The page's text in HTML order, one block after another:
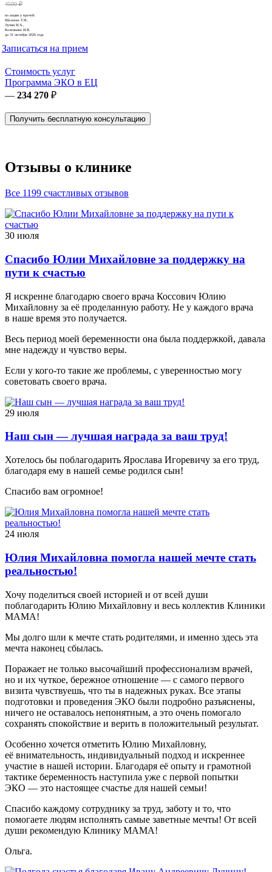
4500 ₽
по акции у врачей:
Шалаева Т.И.,
Лучин И.А.,
Коленкина И.В.
до 31 октября 2026 года
Записаться на прием
Стоимость услуг
Программа ЭКО в ЕЦ
— 234 270 ₽
Получить бесплатную консультацию
Отзывы о клинике
Все 1199 счастливых отзывов
30 июля
Спасибо Юлии Михайловне за поддержку на
пути к счастью
Я искренне благодарю своего врача Коссович Юлию
Михайловну за её проделанную работу. Не у каждого врача
в наше время это получается.
Весь период моей беременности она была поддержкой, давала
мне надежду и чувство веры.
Если у кого-то такие же проблемы, с уверенностью могу
советовать своего врача.
29 июля
Наш сын — лучшая награда за ваш труд!
Хотелось бы поблагодарить Ярослава Игоревичу за его труд,
благодаря ему в нашей семье родился сын!
Спасибо вам огромное!
24 июля
Юлия Михайловна помогла нашей мечте стать
реальностью!
Хочу поделиться своей историей и от всей души
поблагодарить Юлию Михайловну и весь коллектив Клиники
МАМА!
Мы долго шли к мечте стать родителями, и именно здесь эта
мечта наконец сбылась.
Поражает не только высочайший профессионализм врачей,
но и их чуткое, бережное отношение — с самого первого
визита чувствуешь, что ты в надежных руках. Все этапы
подготовки и проведения ЭКО были подробно разъяснены,
ничего не оставалось непонятным, а это очень помогало
сохранять спокойствие и верить в положительный результат.
Особенно хочется отметить Юлию Михайловну,
её внимательность, индивидуальный подход и искреннее
участие в нашей истории. Благодаря её опыту и грамотной
тактике беременность наступила уже с первой попытки
ЭКО — это настоящее счастье для нашей семьи!
Спасибо каждому сотруднику за труд, заботу и то, что
помогаете людям исполнять самые заветные мечты! От всей
души рекомендую Клинику МАМА!
Ольга.